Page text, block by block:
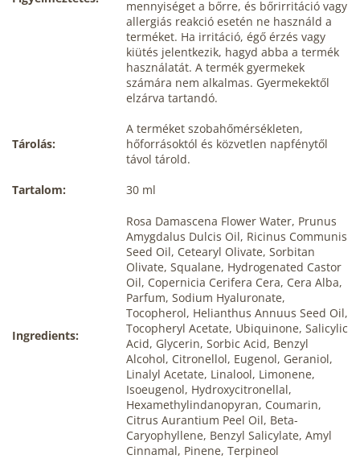
mennyiséget a bőrre, és bőrirritáció vagy
allergiás reakció esetén ne használd a
terméket. Ha irritáció, égő érzés vagy
kiütés jelentkezik, hagyd abba a termék
használatát. A termék gyermekek
számára nem alkalmas. Gyermekektől
elzárva tartandó.
Tárolás:
A terméket szobahőmérsékleten,
hőforrásoktól és közvetlen napfénytől
távol tárold.
Tartalom:
30 ml
Ingredients:
Rosa Damascena Flower Water, Prunus
Amygdalus Dulcis Oil, Ricinus Communis
Seed Oil, Cetearyl Olivate, Sorbitan
Olivate, Squalane, Hydrogenated Castor
Oil, Copernicia Cerifera Cera, Cera Alba,
Parfum, Sodium Hyaluronate,
Tocopherol, Helianthus Annuus Seed Oil,
Tocopheryl Acetate, Ubiquinone, Salicylic
Acid, Glycerin, Sorbic Acid, Benzyl
Alcohol, Citronellol, Eugenol, Geraniol,
Linalyl Acetate, Linalool, Limonene,
Isoeugenol, Hydroxycitronellal,
Hexamethylindanopyran, Coumarin,
Citrus Aurantium Peel Oil, Beta-
Caryophyllene, Benzyl Salicylate, Amyl
Cinnamal, Pinene, Terpineol